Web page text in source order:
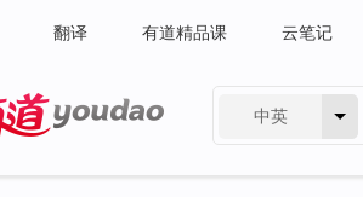
翻译 有道精品课 云笔记
中英